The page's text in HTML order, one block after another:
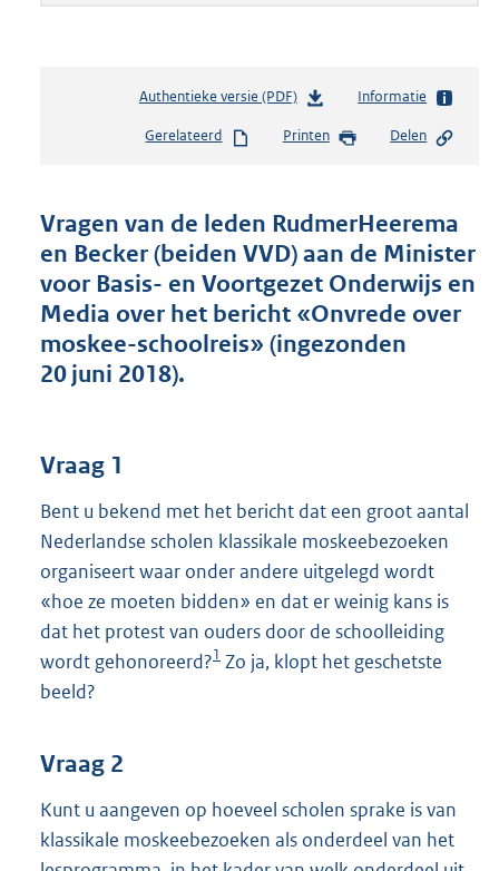
Authentieke versie (PDF)b
s
d
s
g
r
o
K
b
Informatie
Gerelateerd Printen Delen
Vragen van de leden RudmerHeerema
en Becker (beiden VVD) aan de Minister
voor Basis- en Voortgezet Onderwijs en
Media over het bericht «Onvrede over
moskee-schoolreis» (ingezonden
20 juni 2018).
Vraag 1
Bent u bekend met het bericht dat een groot aantal
Nederlandse scholen klassikale moskeebezoeken
organiseert waar onder andere uitgelegd wordt
«hoe ze moeten bidden» en dat er weinig kans is
dat het protest van ouders door de schoolleiding
wordt gehonoreerd?1 Zo ja, klopt het geschetste
beeld?
Vraag 2
Kunt u aangeven op hoeveel scholen sprake is van
klassikale moskeebezoeken als onderdeel van het